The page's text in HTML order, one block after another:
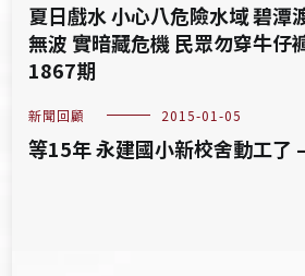
夏日戲水 小心八危險水域 碧潭
無波 實暗藏危機 民眾勿穿牛仔
1867期
新聞回顧 2015-01-05
等15年 永建國小新校舍動工了